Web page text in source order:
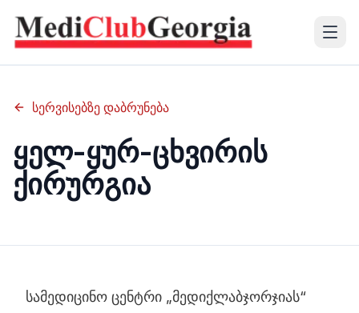
ჩვენს შესახებ
სასწავლო რესურს ცენტრი
სერვისებზე დაბრუნება
ყელ-ყურ-ცხვირის
ქირურგია
სამედიცინო ცენტრი „მედიქლაბჯორჯიას“